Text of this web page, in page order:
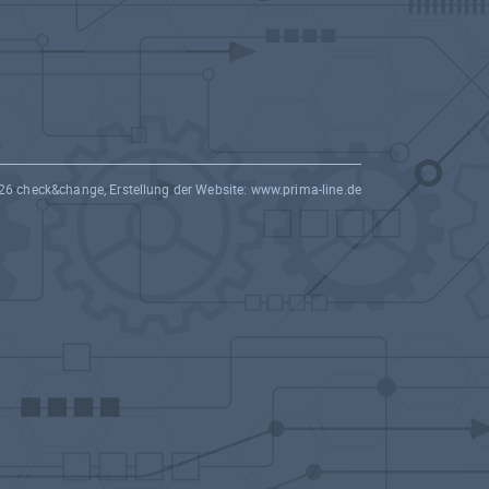
check&change, Erstellung der Website: www.prima-line.de